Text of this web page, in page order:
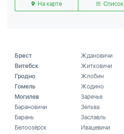
На карте
Список
Брест
Витебск
Гродно
Гомель
Могилев
Барановичи
Барань
Белоозёрск
Ждановичи
Житковичи
Жлобин
Жодино
Заречье
Зельва
Заславль
Ивацевичи